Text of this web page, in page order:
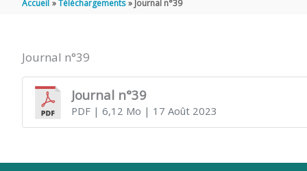
LAURENT
DE
Accueil Téléchargements Journal n°39
Journal n°39
Journal n°39
PDF| 6,12 Mo | 17 Août 2023